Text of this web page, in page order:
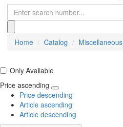
Home Catalog Miscellaneous
Only Available
Price ascending
Price descending
Article ascending
Article descending